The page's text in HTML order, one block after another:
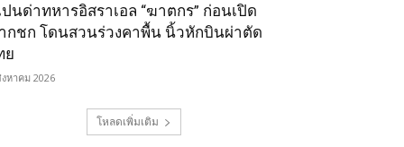
ปนด่าทหารอิสราเอล “ฆาตกร” ก่อนเปิด
กชก โดนสวนร่วงคาพื้น นิ้วหักบินผ่าตัด
ย
หาคม 2026
โหลดเพิ่มเติม